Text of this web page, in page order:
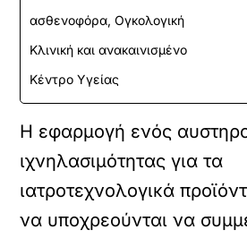
ασθενοφόρα, Ογκολογική
Κλινική και ανακαινισμένο
Κέντρο Υγείας
Η εφαρμογή ενός
ιχνηλασιμότητας για τα
ιατροτεχνολογικά
να υποχρεούνται να